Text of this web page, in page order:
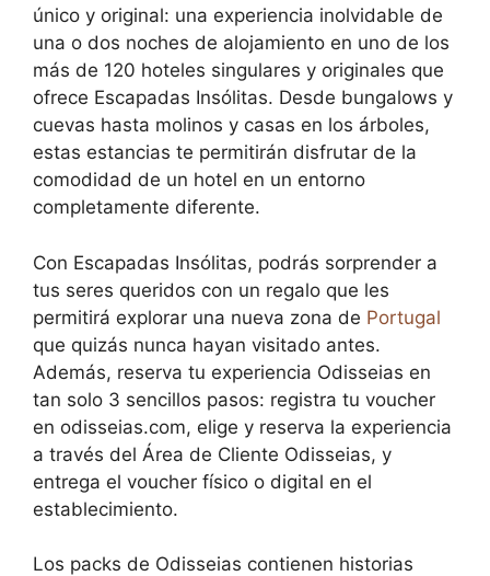
único y original: una experiencia inolvidable de
una o dos noches de alojamiento en uno de los
más de 120 hoteles singulares y originales que
ofrece Escapadas Insólitas. Desde bungalows y
cuevas hasta molinos y casas en los árboles,
estas estancias te permitirán disfrutar de la
comodidad de un hotel en un entorno
completamente diferente.
Con Escapadas Insólitas, podrás sorprender a
tus seres queridos con un regalo que les
permitirá explorar una nueva zona de Portugal
que quizás nunca hayan visitado antes.
Además, reserva tu experiencia Odisseias en
tan solo 3 sencillos pasos: registra tu voucher
en odisseias.com, elige y reserva la experiencia
a través del Área de Cliente Odisseias, y
entrega el voucher físico o digital en el
establecimiento.
Los packs de Odisseias contienen historias